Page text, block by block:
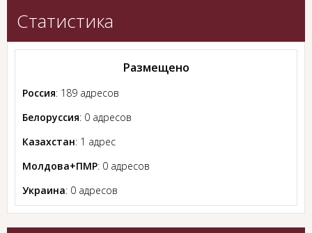
Статистика
Размещено
Россия: 189 адресов
Белоруссия: 0 адресов
Казахстан: 1 адрес
Молдова+ПМР: 0 адресов
Украина: 0 адресов